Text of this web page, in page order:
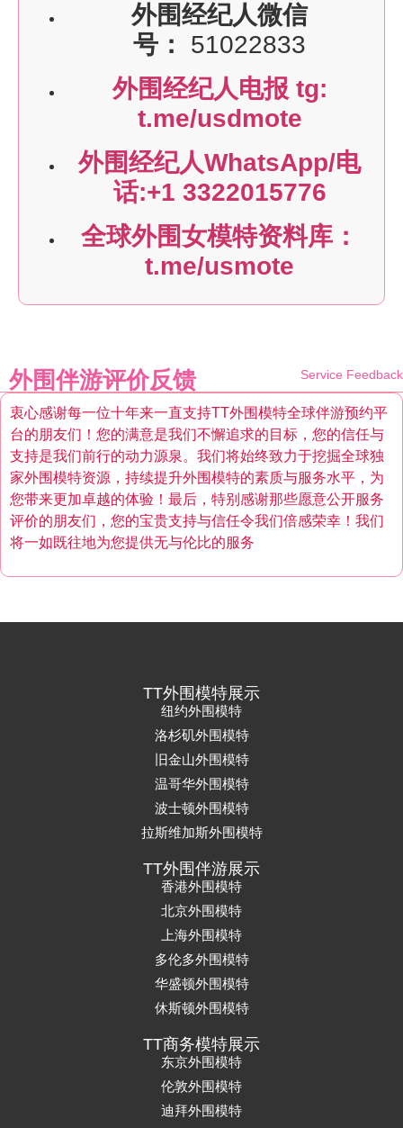
外围经纪人微信
号：
51022833
外围经纪人电报 tg:
t.me/usdmote
外围经纪人WhatsApp/电
话:+1 3322015776
全球外围女模特资料库：
t.me/usmote
外围伴游评价反馈 Service Feedback
衷心感谢每一位十年来一直支持TT外围模特全球伴游预约平
台的朋友们！您的满意是我们不懈追求的目标，您的信任与
支持是我们前行的动力源泉。我们将始终致力于挖掘全球独
家外围模特资源，持续提升外围模特的素质与服务水平，为
您带来更加卓越的体验！最后，特别感谢那些愿意公开服务
评价的朋友们，您的宝贵支持与信任令我们倍感荣幸！我们
将一如既往地为您提供无与伦比的服务
TT外围模特展示
纽约外围模特
洛杉矶外围模特
旧金山外围模特
温哥华外围模特
波士顿外围模特
拉斯维加斯外围模特
TT外围伴游展示
香港外围模特
北京外围模特
上海外围模特
多伦多外围模特
华盛顿外围模特
休斯顿外围模特
TT商务模特展示
东京外围模特
伦敦外围模特
迪拜外围模特